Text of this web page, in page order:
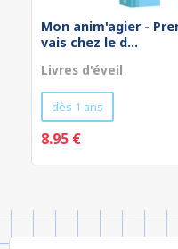
Mon anim'agier -
vais chez le d...
Livres d'éveil
dès 1 ans
8.95 €